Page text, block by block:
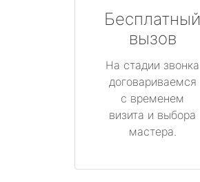
Бесплатный
вызов
На стадии звонка
договариваемся
с временем
визита и выбора
мастера.